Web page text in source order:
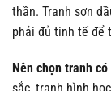
thần. Tranh sơn
phải đủ tinh tế để
Nên chọn tranh